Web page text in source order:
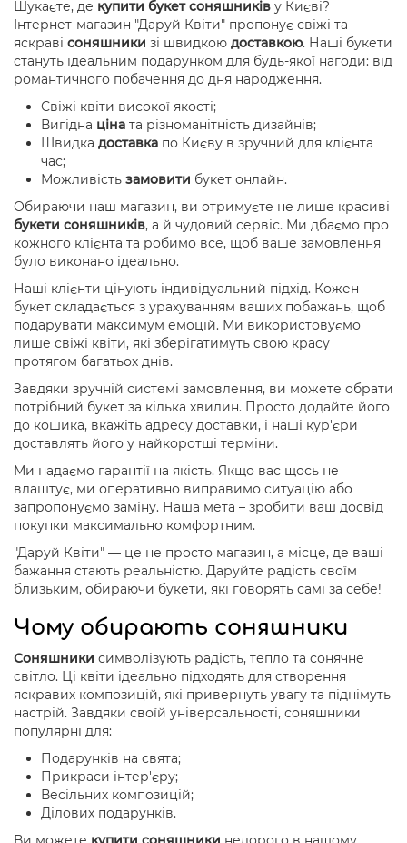
Шукаєте, де купити букет соняшників у Києві?
Інтернет-магазин "Даруй Квіти" пропонує свіжі та
яскраві соняшники зі швидкою доставкою. Наші букети
стануть ідеальним подарунком для будь-якої нагоди: від
романтичного побачення до дня народження.
Свіжі квіти високої якості;
Вигідна ціна та різноманітність дизайнів;
Швидка доставка по Києву в зручний для клієнта
час;
Можливість замовити букет онлайн.
Обираючи наш магазин, ви отримуєте не лише красиві
букети соняшників, а й чудовий сервіс. Ми дбаємо про
кожного клієнта та робимо все, щоб ваше замовлення
було виконано ідеально.
Наші клієнти цінують індивідуальний підхід. Кожен
букет складається з урахуванням ваших побажань, щоб
подарувати максимум емоцій. Ми використовуємо
лише свіжі квіти, які зберігатимуть свою красу
протягом багатьох днів.
Завдяки зручній системі замовлення, ви можете обрати
потрібний букет за кілька хвилин. Просто додайте його
до кошика, вкажіть адресу доставки, і наші кур'єри
доставлять його у найкоротші терміни.
Ми надаємо гарантії на якість. Якщо вас щось не
влаштує, ми оперативно виправимо ситуацію або
запропонуємо заміну. Наша мета – зробити ваш досвід
покупки максимально комфортним.
"Даруй Квіти" — це не просто магазин, а місце, де ваші
бажання стають реальністю. Даруйте радість своїм
близьким, обираючи букети, які говорять самі за себе!
Чому обирають соняшники
Соняшники символізують радість, тепло та сонячне
світло. Ці квіти ідеально підходять для створення
яскравих композицій, які привернуть увагу та піднімуть
настрій. Завдяки своїй універсальності, соняшники
популярні для:
Подарунків на свята;
Прикраси інтер'єру;
Весільних композицій;
Ділових подарунків.